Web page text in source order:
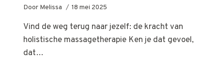
Door Melissa 18 mei 2025
Vind de weg terug naar jezelf: de kracht van
holistische massagetherapie Ken je dat gevoel,
dat…